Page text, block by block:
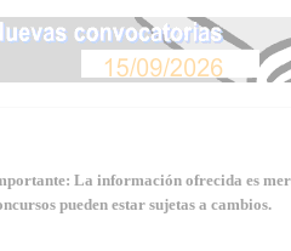
La información ofrecida es
pueden estar sujetas a cambios.